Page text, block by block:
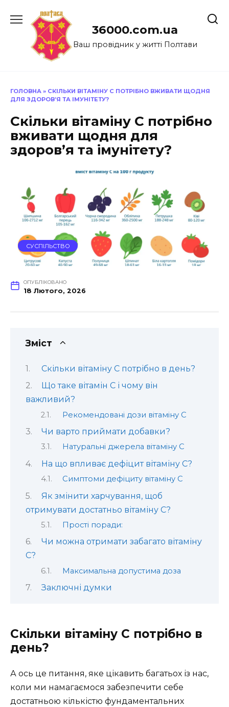
до
36000.com.ua
Ваш провідник у житті Полтави
ГОЛОВНА » СКІЛЬКИ ВІТАМІНУ C ПОТРІБНО ВЖИВАТИ ЩОДНЯ
ДЛЯ ЗДОРОВ’Я ТА ІМУНІТЕТУ?
Скільки вітаміну C потрібно
вживати щодня для
здоров’я та імунітету?
СУСПІЛЬСТВО
ОПУБЛІКОВАНО
18 Лютого, 2026
Зміст
Скільки вітаміну С потрібно в день?
Що таке вітамін С і чому він
важливий?
Рекомендовані дози вітаміну С
Чи варто приймати добавки?
Натуральні джерела вітаміну С
На що впливає дефіцит вітаміну С?
Симптоми дефіциту вітаміну С
Як змінити харчування, щоб
отримувати достатньо вітаміну С?
Прості поради:
Чи можна отримати забагато вітаміну
С?
Максимальна допустима доза
Заключні думки
Скільки вітаміну С потрібно в
день?
А ось це питання, яке цікавить багатьох із нас,
коли ми намагаємося забезпечити себе
достатньою кількістю фундаментальних